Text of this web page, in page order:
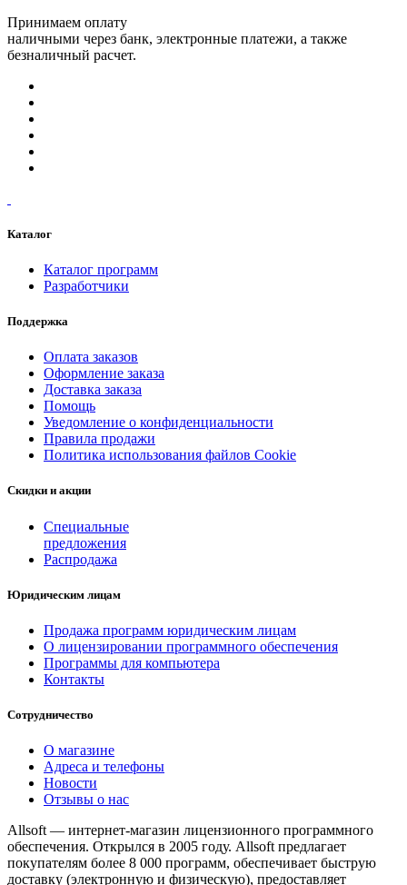
Принимаем оплату
наличными через банк, электронные платежи, а также
безналичный расчет.
Каталог
Каталог программ
Разработчики
Поддержка
Оплата заказов
Оформление заказа
Доставка заказа
Помощь
Уведомление о конфиденциальности
Правила продажи
Политика использования файлов Cookie
Скидки и акции
Специальные
предложения
Распродажа
Юридическим лицам
Продажа программ юридическим лицам
О лицензировании программного обеспечения
Программы для компьютера
Контакты
Сотрудничество
О магазине
Адреса и телефоны
Новости
Отзывы о нас
Allsoft — интернет-магазин лицензионного программного
обеспечения. Открылся в 2005 году. Allsoft предлагает
покупателям более 8 000 программ, обеспечивает быструю
доставку (электронную и физическую), предоставляет